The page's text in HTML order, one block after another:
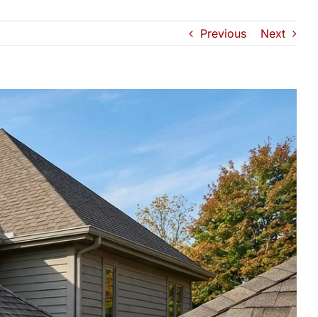
Previous Next